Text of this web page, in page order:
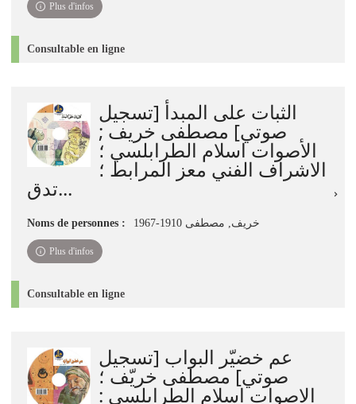
Plus d'infos
Consultable en ligne
الثبات على المبدأ [تسجيل
صوتي] مصطفى خريف ;
الأصوات اسلام الطرابلسي ؛
الاشراف الفني معز المرابط ؛
تدق...
Noms de personnes : خريف, مصطفى 1910-1967
Plus d'infos
Consultable en ligne
عم خضيّر البواب [تسجيل
صوتي] مصطفى خريّف ؛
الاصوات اسلام الطرابلسي :